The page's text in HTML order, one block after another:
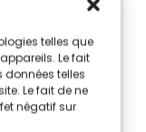
telles que
Le fait
telles
Le fait de ne
négatif sur